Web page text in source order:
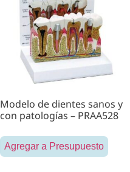
Modelo de dientes sanos y
con patologías – PRAA528
Agregar a Presupuesto